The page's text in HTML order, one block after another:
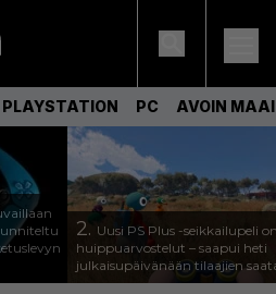
PLAYSTATION PC AVOIN
2. Uusi PS Plus -seikkailupeli
huippuarvostelut – saapui heti
julkaisupäivänään tilaajien